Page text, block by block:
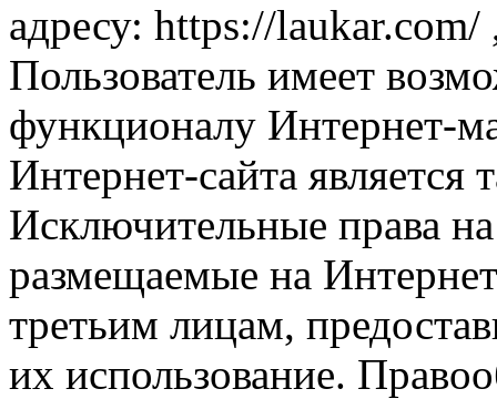
адресу: https://laukar.com/
Пользователь имеет
функционалу Интернет-
Интернет-сайта
Исключительные права
размещаемые на
третьим лицам,
их использование.